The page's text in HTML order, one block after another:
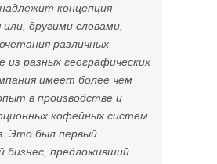
концепция
другими словами,
различных
из разных географических
имеет более чем
в производстве и
кофейных систем
Это был первый
бизнес, предложивший